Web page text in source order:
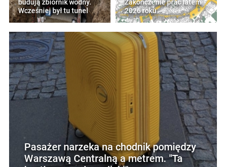
budują zbiornik wodny.
Wcześniej był tu tunel
Zakończenie prac latem
2026 roku
Pasażer narzeka na chodnik pomiędzy
Warszawą Centralną a metrem. "Ta